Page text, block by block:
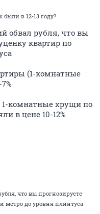
в 12-13 году?
обвал рубля, что вы
квартир по
(1-комнатные
1-комнатные хрущи по
в цене 10-12%
что вы прогнозируете
метро до уровня плинтуса